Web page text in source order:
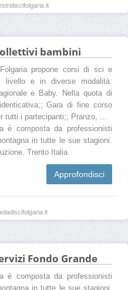
bambini
propone corsi di sci e
livello e in diverse modalità:
e Baby. Nella quota di
Gara di fine corso
tutti i partecipanti;; Pranzo, ...
è composta da professionisti
in tutte le sue stagioni.
Trento Italia.
Approfondisci
Fondo Grande
è composta da professionisti
in tutte le sue stagioni.